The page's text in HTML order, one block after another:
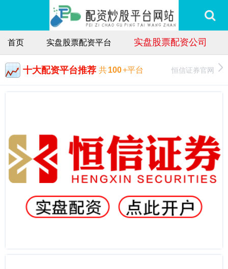
首页 实盘股票配资平台 实盘股票配资公司
十大配资平台推荐 共100+平台 恒信证券官网